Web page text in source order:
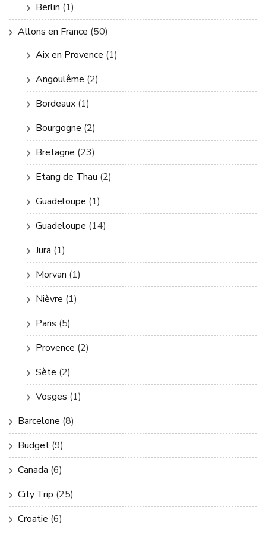
Berlin (1)
Allons en France (50)
Aix en Provence (1)
Angoulême (2)
Bordeaux (1)
Bourgogne (2)
Bretagne (23)
Etang de Thau (2)
Guadeloupe (1)
Guadeloupe (14)
Jura (1)
Morvan (1)
Nièvre (1)
Paris (5)
Provence (2)
Sète (2)
Vosges (1)
Barcelone (8)
Budget (9)
Canada (6)
City Trip (25)
Croatie (6)